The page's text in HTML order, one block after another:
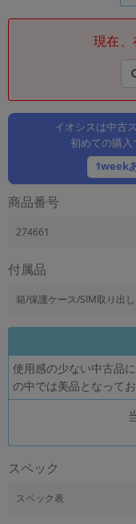
現在、
イオシスは中古
初めての購
1week
商品番号
274661
付属品
箱/保護ケース/SIM取り出
使用感の少ない中古品
の中では美品となってお
スペック
スペック表
「スマートフォン」「タブレット」
メーカー
製造、販売メーカーの絞り込み
機能・特徴
商品の搭載機能による絞り込み
商品状態の絞り込み
CPUの絞り込み
OS
メモリ